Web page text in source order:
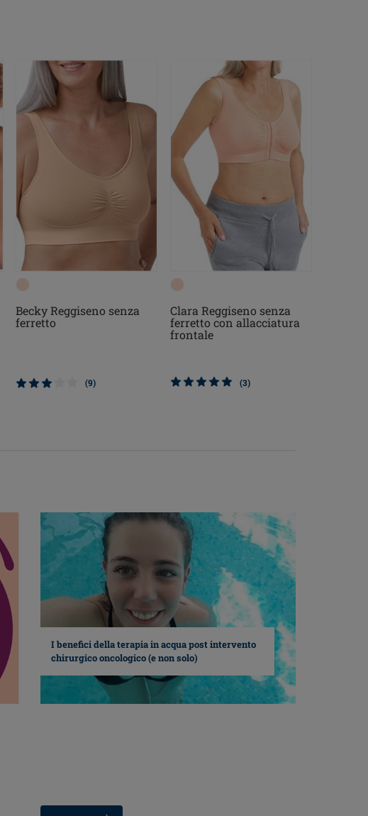
Becky Reggiseno senza
ferretto
(9)
Clara Reggiseno senza
ferretto con allacciatura
frontale
(3)
I benefici della terapia in acqua post intervento
chirurgico oncologico (e non solo)